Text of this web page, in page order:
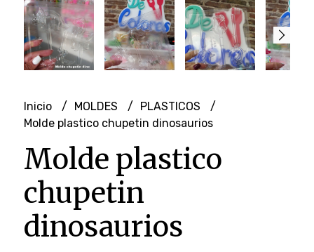
Inicio MOLDES
PLASTICOS
Molde plastico chupetin dinosaurios
Molde plastico
chupetin
dinosaurios